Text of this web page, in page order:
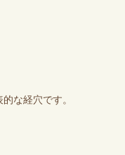
な経穴です。